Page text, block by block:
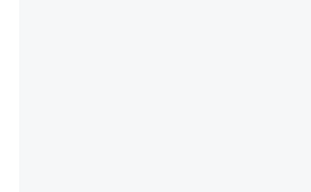
論文では「淡水はカルシウムも酸
利だから両方が拮抗してるのでは
いる鋏角類（カブトガニ・ウミグ
ずキチンを強化してる筈だが、酵
─ニュース :: 【研究発表】昆虫学の大問